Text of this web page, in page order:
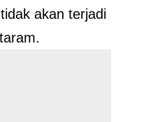
akan terjadi